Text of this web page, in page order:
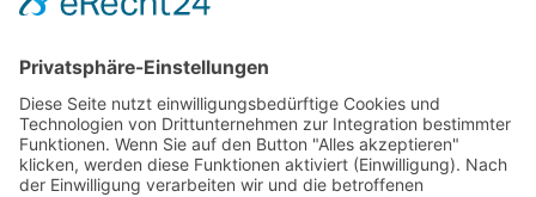
LogIn
Legal
Impressum
Datenschutzerklärung